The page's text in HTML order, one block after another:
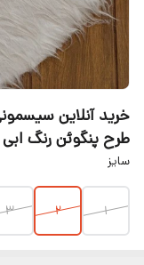
طرح پنگوئن رنگ ابی
سایز
۱ ۲ ۳